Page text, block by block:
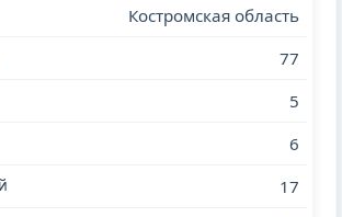
Костромская область
77
5
6
17